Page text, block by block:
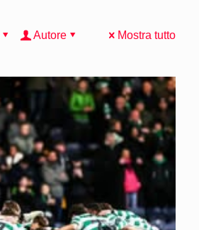
Autore Mostra tutto